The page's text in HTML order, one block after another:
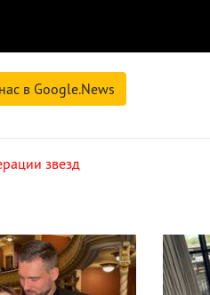
в Google.News
звезд